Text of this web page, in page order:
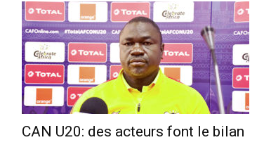
CAN U20: des acteurs font le bilan